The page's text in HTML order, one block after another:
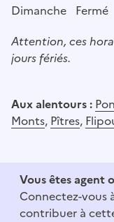
Dimanche Fermé
Attention, ces
jours fériés.
Aux alentours :
Monts, Pîtres,
Vous êtes agent
Connectez-vous
contribuer à